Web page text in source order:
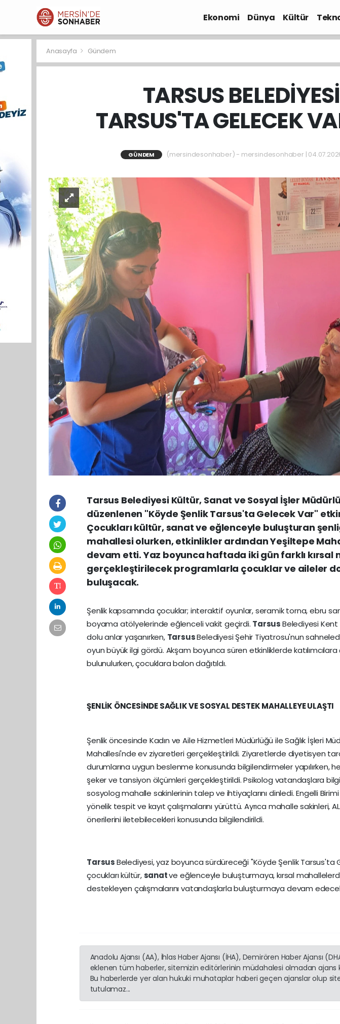
Ekonomi Dünya Kültür
Anasayfa Gündem
TARSUS
TARSUS'TA GELECEK
GÜNDEM (mersindesonhaber) - mersindesonhaber |
Tarsus Belediyesi Kültür, Sanat ve Sosyal İşler
düzenlenen "Köyde Şenlik Tarsus'ta Gelecek Var"
Çocukları kültür, sanat ve eğlenceyle buluşturan
mahallesi olurken, etkinlikler ardından Yeşiltepe
devam etti. Yaz boyunca haftada iki gün farklı kırsal
gerçekleştirilecek programlarla çocuklar ve aileler
buluşacak.
Şenlik kapsamında çocuklar; interaktif oyunlar, seramik torna, ebru
boyama atölyelerinde eğlenceli vakit geçirdi. TarsusBelediyesi Kent
dolu anlar yaşanırken, TarsusBelediyesi Şehir Tiyatrosu'nun
oyun büyük ilgi gördü. Akşam boyunca süren etkinliklerde
bulunulurken, çocuklara balon dağıtıldı.
ŞENLİK ÖNCESİNDE SAĞLIK VE SOSYAL DESTEK MAHALLEYE ULAŞTI
Şenlik öncesinde Kadın ve Aile Hizmetleri Müdürlüğü ile Sağlık İşleri
Mahallesi'nde ev ziyaretleri gerçekleştirildi. Ziyaretlerde diyetisyen
durumlarına uygun beslenme konusunda bilgilendirmeler yapılırken,
şeker ve tansiyon ölçümleri gerçekleştirildi. Psikolog vatandaşlara
sosyolog mahalle sakinlerinin talep ve ihtiyaçlarını dinledi. Engelli
yönelik tespit ve kayıt çalışmalarını yürüttü. Ayrıca mahalle sakinleri,
önerilerini iletebilecekleri konusunda bilgilendirildi.
TarsusBelediyesi, yaz boyunca sürdüreceği "Köyde Şenlik Tarsus'ta
çocukları kültür, sanatve eğlenceyle buluşturmaya, kırsal
destekleyen çalışmalarını vatandaşlarla buluşturmaya devam
Anadolu Ajansı (AA), İhlas Haber Ajansı (İHA), Demirören Haber Ajansı
eklenen tüm haberler, sitemizin editörlerinin müdahalesi olmadan ajans
Bu haberlerde yer alan hukuki muhataplar haberi geçen ajanslar olup
tutulamaz...